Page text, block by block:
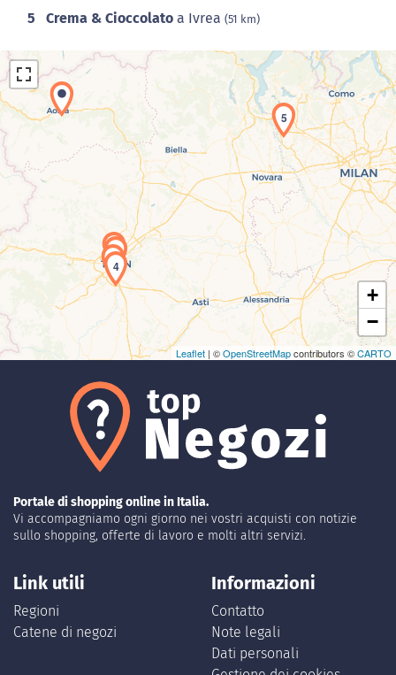
5 Crema & Cioccolato a Ivrea (51 km)
Caricamento della carta in corso...
12
34
5
+
−
Leaflet | ©OpenStreetMapcontributors ©CARTO
Portale di shopping online in Italia.
Vi accompagniamo ogni giorno nei vostri acquisti con notizie
sullo shopping, offerte di lavoro e molti altri servizi.
Link utili
Regioni
Catene di negozi
Informazioni
Contatto
Note legali
Dati personali